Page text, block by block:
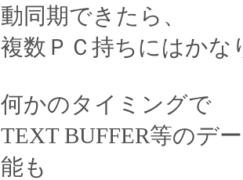
動同期できたら、
複数ＰＣ持ちにはかな
何かのタイミングで
TEXT BUFFER等のデ
能も